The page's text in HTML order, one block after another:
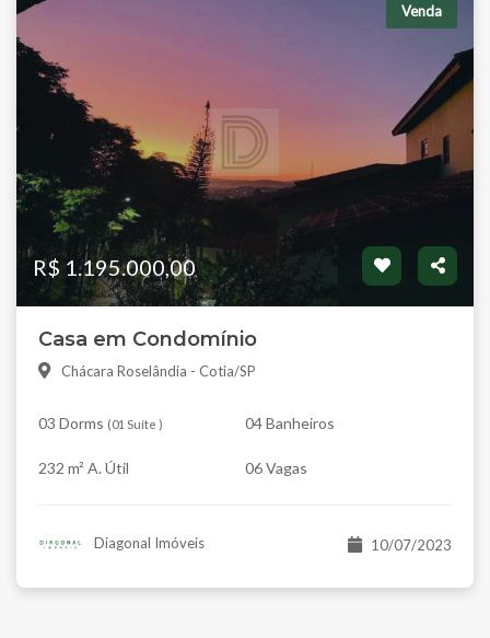
Venda
R$ 1.195.000,00
Casa em Condomínio
Chácara Roselândia - Cotia/SP
03 Dorms (01 Suíte ) 04 Banheiros
232 m² A. Útil 06 Vagas
Diagonal Imóveis 10/07/2023